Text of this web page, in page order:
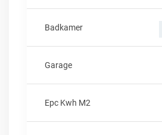
Badkamer
Garage
Epc Kwh M2